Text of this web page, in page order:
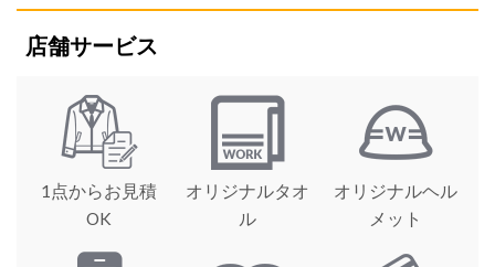
店舗サービス
1点からお見積
OK
オリジナルタオ
ル
オリジナルヘル
メット